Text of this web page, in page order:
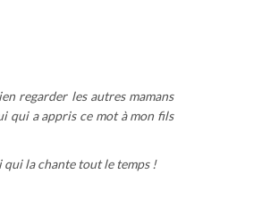
regarder les autres mamans
qui a appris ce mot à mon fils
qui la chante tout le temps !